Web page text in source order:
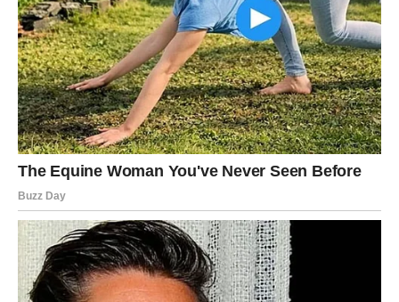
će im promijeniti život, dobiti prilike koje nisu očekivali i
donijeti odluke koje će ih odvesti prema mnogo srećnijoj
budućnosti.
Zato ne zatvarajte se pred promjenama i ne dozvolite
strahu da vas zaustavi.
Nova sedmica vam donosi ogromnu sreću i zvijezde vam
jasno poručuju — sada konačno dolazi vrijeme da i vi
dobijete ono što ste dugo zaslužili.